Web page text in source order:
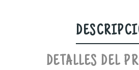
DETALLES DEL